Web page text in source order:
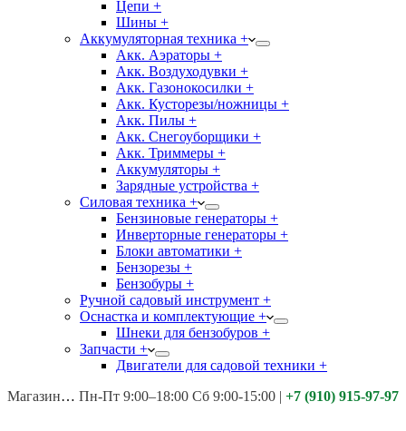
Цепи +
Шины +
Аккумуляторная техника +
Акк. Аэраторы +
Акк. Воздуходувки +
Акк. Газонокосилки +
Акк. Кусторезы/ножницы +
Акк. Пилы +
Акк. Снегоуборщики +
Акк. Триммеры +
Аккумуляторы +
Зарядные устройства +
Силовая техника +
Бензиновые генераторы +
Инверторные генераторы +
Блоки автоматики +
Бензорезы +
Бензобуры +
Ручной садовый инструмент +
Оснастка и комплектующие +
Шнеки для бензобуров +
Запчасти +
Двигатели для садовой техники +
Магазины: Калуга ул. Московская д.113
Пн-Пт 9:00–18:00 Сб 9:00-15:00 | +7 (910) 915-97-97